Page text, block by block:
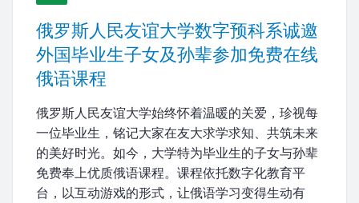
俄罗斯人民友谊大学数字预科系诚邀
外国毕业生子女及孙辈参加免费在线
俄语课程
俄罗斯人民友谊大学始终怀着温暖的关爱，珍视每
一位毕业生，铭记大家在友大求学求知、共筑未来
的美好时光。如今，大学特为毕业生的子女与孙辈
免费奉上优质俄语课程。课程依托数字化教育平
台，以互动游戏的形式，让俄语学习变得生动有